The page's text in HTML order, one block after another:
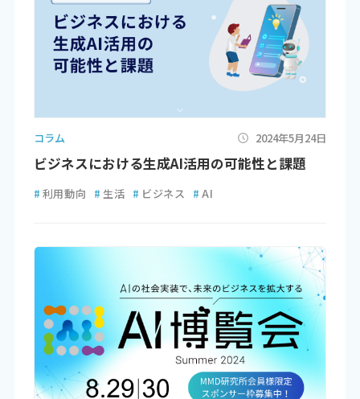
コラム 2024年5月24日
ビジネスにおける生成AI活用の可能性と課題
# 利用動向 # 生活 # ビジネス # AI